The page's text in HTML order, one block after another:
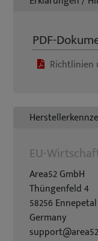
PDF-
Richtlinien
EU-
Area52 GmbH
Thüngenfeld 4
58256 Ennepetal
Germany